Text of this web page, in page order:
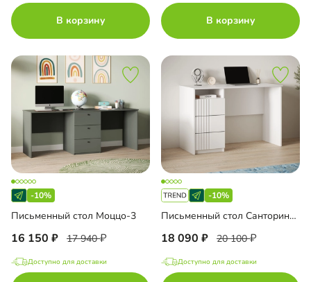
В корзину В корзину
-10%
Письменный стол Моццо-3
16 150 17 940
Доступно для доставки
-10%
Письменный стол Санторини Лайф
18 090 20 100
Доступно для доставки